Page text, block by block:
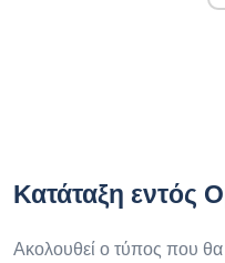
Κατάταξη εντός
Ακολουθεί ο τύπος που θα